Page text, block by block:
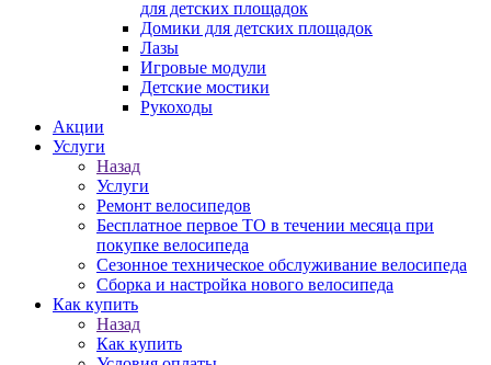
для детских площадок
Домики для детских площадок
Лазы
Игровые модули
Детские мостики
Рукоходы
Акции
Услуги
Назад
Услуги
Ремонт велосипедов
Бесплатное первое ТО в течении месяца при
покупке велосипеда
Сезонное техническое обслуживание велосипеда
Сборка и настройка нового велосипеда
Как купить
Назад
Как купить